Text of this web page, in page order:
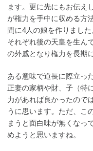
ます。更に先にもお伝え
が権力を手中に収める方
間に4人の娘を作りまし
それぞれ後の天皇を生ん
の外戚となり権力を長期
ある意味で道長に際立っ
正妻の家柄や財、子（特
力があれば良かったので
うに思います。ただ、こ
まうと面白味が無くなっ
めようと思いますね。